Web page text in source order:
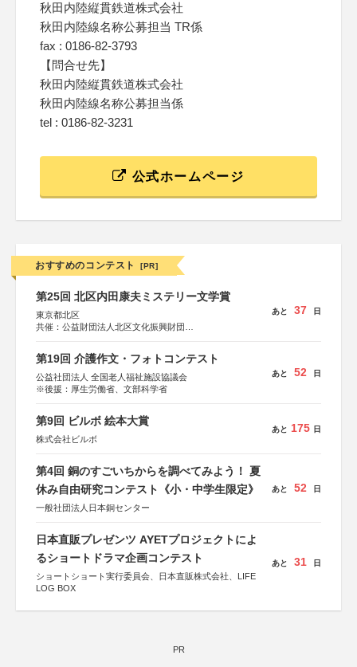
秋田内陸縦貫鉄道株式会社
秋田内陸線名称公募担当 TR係
fax : 0186-82-3793
【問合せ先】
秋田内陸縦貫鉄道株式会社
秋田内陸線名称公募担当係
tel : 0186-82-3231
公式ホームページ
おすすめのコンテスト [PR]
第25回 北区内田康夫ミステリー文学賞
東京都北区
共催：公益財団法人北区文化振興財団
あと 37 日
第19回 介護作文・フォトコンテスト
公益社団法人 全国老人福祉施設協議会
※後援：厚生労働省、文部科学省
あと 52 日
第9回 ビルボ 絵本大賞
株式会社ビルボ
あと 175 日
第4回 銅のすごいちからを調べてみよう！ 夏
休み自由研究コンテスト《小・中学生限定》
一般社団法人日本銅センター
あと 52 日
日本直販プレゼンツ AYETプロジェクトによ
るショートドラマ企画コンテスト
ショートショート実行委員会、日本直販株式会社、LIFE
LOG BOX
あと 31 日
PR